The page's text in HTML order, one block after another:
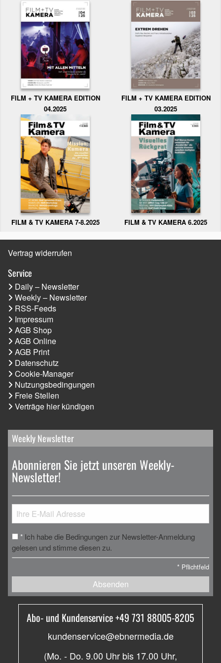
FILM + TV KAMERA EDITION
04.2025
FILM + TV KAMERA EDITION
03.2025
FILM & TV KAMERA 7-8.2025 FILM & TV KAMERA 6.2025
Vertrag widerrufen
Service
Daily – Newsletter
Weekly – Newsletter
RSS-Feeds
Impressum
AGB Shop
AGB Online
AGB Print
Datenschutz
Cookie-Manager
Nutzungsbedingungen
Freie Stellen
Verträge hier kündigen
Weekly Newsletter
Abonnieren Sie jetzt unseren Weekly-
Newsletter!
* Ich habe die Bedingungen zur Newsletter-Anmeldung
gelesen und stimme diesen zu.
* Pflichtfeld
Absenden
Abo- und Kundenservice +49 731 88005-8205
kundenservice@ebnermedia.de
(Mo. - Do. 9.00 Uhr bis 17.00 Uhr,